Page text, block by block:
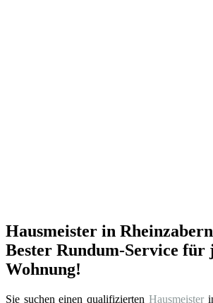
Hausmeister in
Bester Rundum-Service für
Wohnung!
Sie suchen einen qualifizierten Hausmeister